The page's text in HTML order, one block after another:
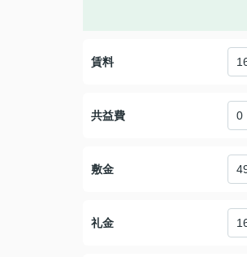
賃料
共益費
敷金
礼金